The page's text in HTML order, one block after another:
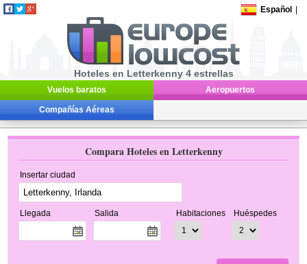
Español
Hoteles en Letterkenny 4 estrellas
Vuelos baratos Aeropuertos
Compañías Aéreas
Compara Hoteles en Letterkenny
Insertar ciudad
Llegada Salida Habitaciones Huéspedes